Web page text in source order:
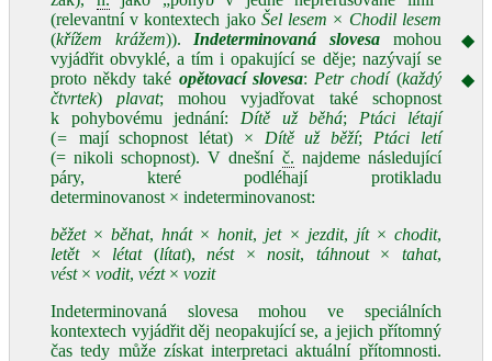
(relevantní v kontextech jako Šel lesem × Chodil lesem
(křížem krážem)). Indeterminovaná slovesa mohou
vyjádřit obvyklé, a tím i opakující se děje; nazývají se
proto někdy také opětovací slovesa: Petr chodí(každý
čtvrtek)plavat; mohou vyjadřovat také schopnost
k pohybovému jednání: Dítě už běhá; Ptáci létají
(= mají schopnost létat) × Dítě už běží; Ptáci letí
(= nikoli schopnost). V dnešní č. najdeme následující
páry, které podléhají protikladu
determinovanost × indeterminovanost:
běžet×běhat,hnát×honit, jet× jezdit, jít× chodit,
letět× létat(lítat),nést×nosit, táhnout× tahat,
vést× vodit, vézt× vozit
Indeterminovaná slovesa mohou ve speciálních
kontextech vyjádřit děj neopakující se, a jejich přítomný
čas tedy může získat interpretaci aktuální přítomnosti.
◆
◆